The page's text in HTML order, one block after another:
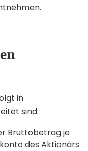
in
sind:
Bruttobetrag je
des Aktionärs